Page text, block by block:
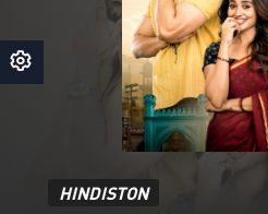
HINDISTON